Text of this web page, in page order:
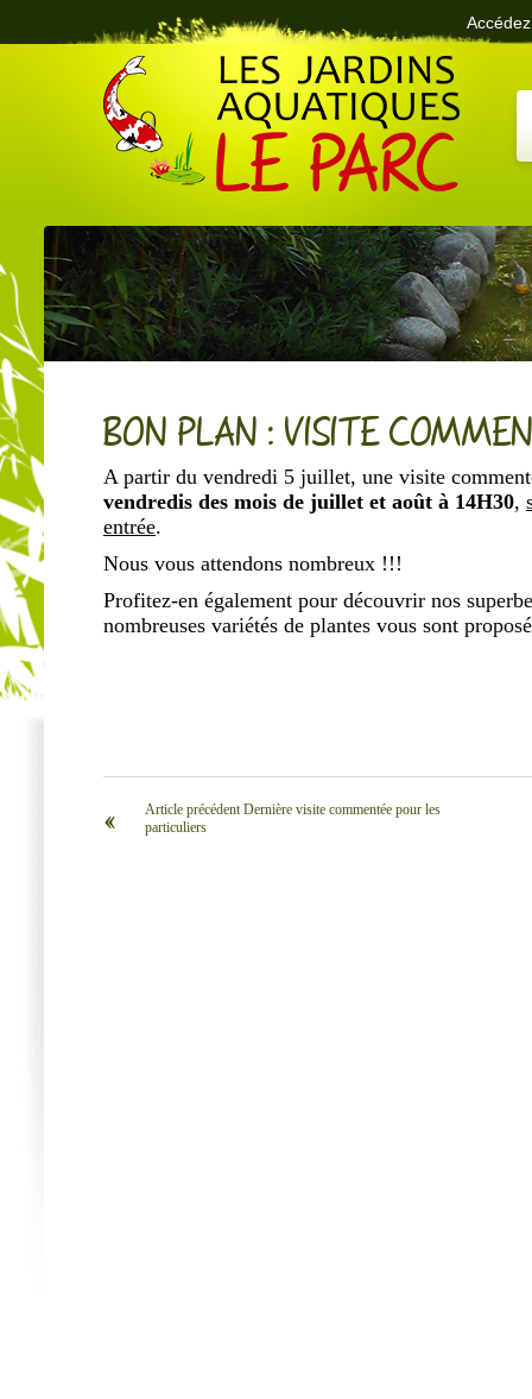
BON PLAN : VISITE
A partir du vendredi 5 juillet, une visite
vendredis des mois de juillet et août à 14H30,
entrée.
Nous vous attendons nombreux !!!
Profitez-en également pour découvrir nos
nombreuses variétés de plantes vous sont
‹‹
Article précédent Dernière visite commentée pour les
particuliers